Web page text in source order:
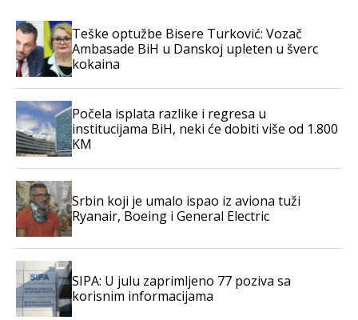
Teške optužbe Bisere Turković: Vozač
Ambasade BiH u Danskoj upleten u šverc
kokaina
Počela isplata razlike i regresa u
institucijama BiH, neki će dobiti više od 1.800
KM
Srbin koji je umalo ispao iz aviona tuži
Ryanair, Boeing i General Electric
SIPA: U julu zaprimljeno 77 poziva sa
korisnim informacijama